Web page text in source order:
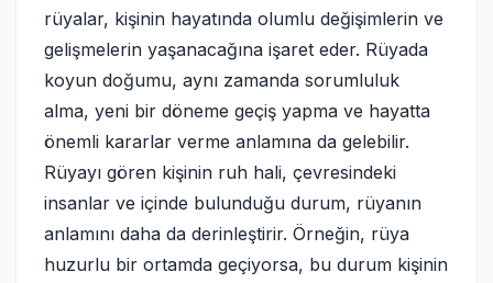
rüyalar, kişinin hayatında olumlu değişimlerin ve
gelişmelerin yaşanacağına işaret eder. Rüyada
koyun doğumu, aynı zamanda sorumluluk
alma, yeni bir döneme geçiş yapma ve hayatta
önemli kararlar verme anlamına da gelebilir.
Rüyayı gören kişinin ruh hali, çevresindeki
insanlar ve içinde bulunduğu durum, rüyanın
anlamını daha da derinleştirir. Örneğin, rüya
huzurlu bir ortamda geçiyorsa, bu durum kişinin